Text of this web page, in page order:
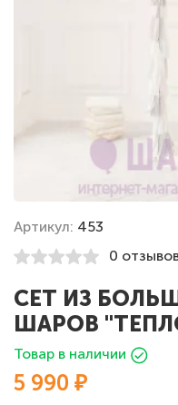
Артикул: 453
0
СЕТ ИЗ
ШАРОВ
Товар в наличии
5 990 ₽